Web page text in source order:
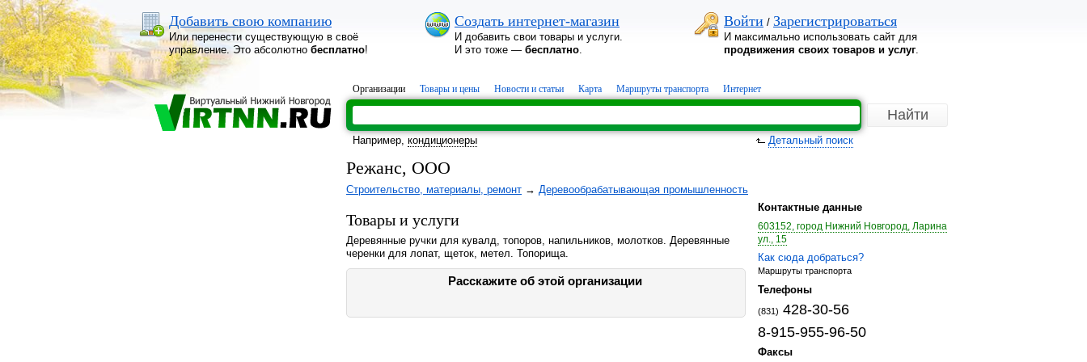
Добавить свою компанию
Или перенести существующую в своё
управление. Это абсолютно бесплатно!
Создать интернет-магазин
И добавить свои товары и услуги.
И это тоже — бесплатно.
Войти / Зарегистрироваться
И максимально использовать сайт для
продвижения своих товаров и услуг.
Организации Товары и цены Новости и статьи Карта Маршруты транспорта Интернет
Например, кондиционеры Детальный поиск
Режанс, ООО
Строительство, материалы, ремонт → Деревообрабатывающая промышленность
Товары и услуги
Деревянные ручки для кувалд, топоров, напильников, молотков. Деревянные
черенки для лопат, щеток, метел. Топорища.
Расскажите об этой организации
Контактные данные
603152, город Нижний Новгород, Ларина
ул., 15
Как сюда добраться?
Маршруты транспорта
Телефоны
(831) 428-30-56
8-915-955-96-50
Факсы